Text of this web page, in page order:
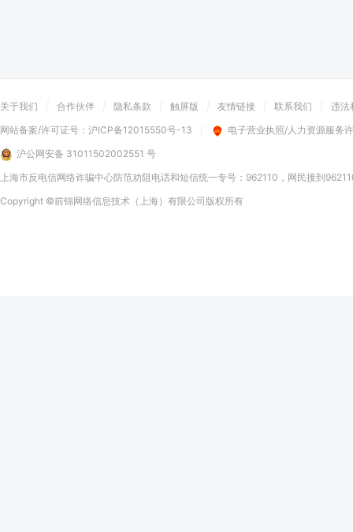
关于我们 合作伙伴 隐私条款 触屏版 友情链接 联系我们
违法
网站备案/许可证号： 沪ICP备12015550号-13
电子营业执照/人力资源服务
沪公网安备 31011502002551 号
上海市反电信网络诈骗中心防范劝阻电话和短信统一专号：962110，网民接到
Copyright ©前锦网络信息技术（上海）有限公司 版权所有